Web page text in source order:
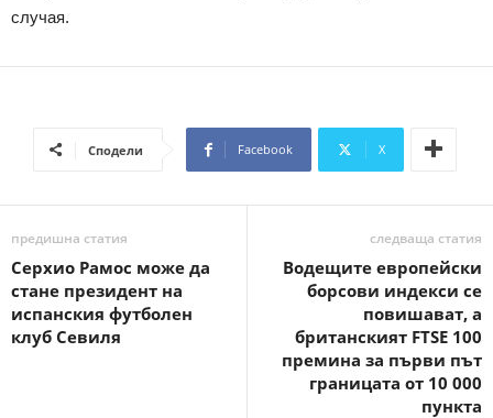
случая.
Сподели Facebook X
предишна статия
Серхио Рамос може да
стане президент на
испанския футболен
клуб Севиля
следваща статия
Водещите европейски
борсови индекси се
повишават, а
британският FTSE 100
премина за първи път
границата от 10 000
пункта